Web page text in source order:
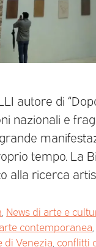
autore di
nazionali e
tempo. La
alla ricerca
News di arte e
arte contemporanea
di Venezia conflitti